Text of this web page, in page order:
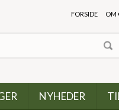
FORSIDE OM
NYHEDER